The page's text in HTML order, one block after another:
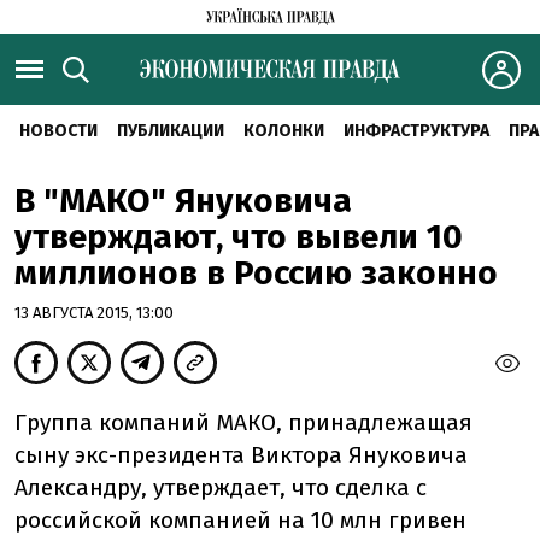
НОВОСТИ ПУБЛИКАЦИИ КОЛОНКИ ИНФРАСТРУКТУРА
В "МАКО" Януковича
утверждают, что вывели 10
миллионов в Россию законно
13 АВГУСТА 2015, 13:00
Группа компаний МАКО, принадлежащая
сыну экс-президента Виктора Януковича
Александру, утверждает, что сделка с
российской компанией на 10 млн гривен